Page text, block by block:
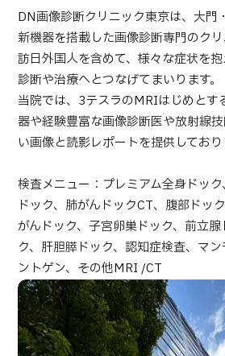
TOP
JMHCについて
外国人受療者様へ
医療プログラム検索
部位・疾病で探す
検査・術式・
治療方法で探す
美容医療を探す
コンテンツピックアップ
DN画像診断クリニック東京は、大門
新機器を搭載した画像診断専門のクリ
訪日外国人を含めて、様々な症状を
診断や治療へとつなげてまいります。
当院では、3テスラのMRIはじめとす
器や経験豊富な画像診断医や放射線
い画像と読影レポートを提供しており
検査メニュー：プレミアム全身ドッ
ドック、肺がんドックCT、腹部ドッ
がんドック、子宮卵巣ドック、前立
ク、肝胆膵ドック、認知症検査、マ
ントゲン、その他MRI /CT